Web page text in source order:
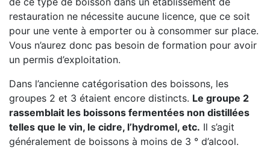
restauration ne nécessite aucune licence, que ce soit
pour une vente à emporter ou à consommer sur place.
Vous n’aurez donc pas besoin de formation pour avoir
un permis d’exploitation.
Dans l’ancienne catégorisation des boissons, les
groupes 2 et 3 étaient encore distincts. Le groupe 2
rassemblait les boissons fermentées non distillées
telles que le vin, le cidre, l’hydromel, etc. Il s’agit
généralement de boissons à moins de 3 ° d’alcool.